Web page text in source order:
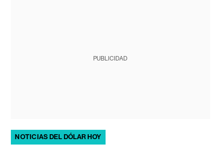
PUBLICIDAD
NOTICIAS DEL DÓLAR HOY